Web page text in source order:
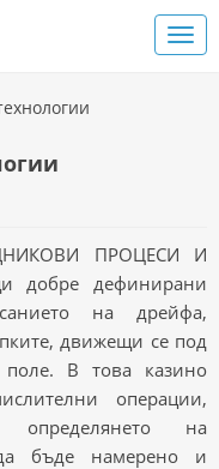
ПРОЦЕСИ И
добре дефинирани
на дрейфа,
движещи се под
поле. В това казино
операции,
определянето на
бъде намерено и